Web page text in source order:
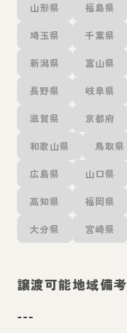
山形県 福島県
埼玉県 千葉県
新潟県 富山県
長野県 岐阜県
滋賀県 京都府
和歌山県 鳥取県
広島県 山口県
高知県 福岡県
大分県 宮崎県
譲渡可能地域備考
---